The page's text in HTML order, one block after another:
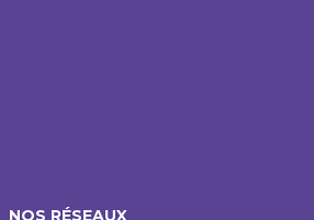
NOS RÉSEAUX